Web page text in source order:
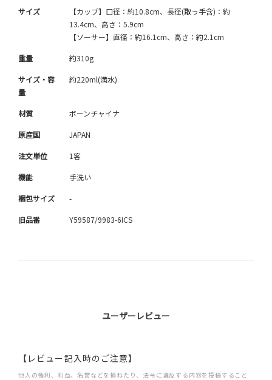
サイズ
【カップ】口径：約10.8cm、長径(取っ手含)：約
13.4cm、高さ：5.9cm
【ソーサー】直径：約16.1cm、高さ：約2.1cm
重量 約310g
サイズ・容
量
約220ml(満水)
材質 ボーンチャイナ
原産国 JAPAN
注文単位 1客
機能 手洗い
梱包サイズ -
旧品番 Y59587/9983-6ICS
ユーザーレビュー
【レビュー記入時のご注意】
他人の権利、利益、名誉などを損ねたり、法令に違反する内容を投稿すること